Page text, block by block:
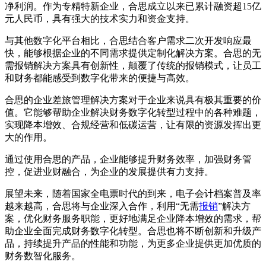
净利润。作为专精特新企业，合思成立以来已累计融资超15亿
元人民币，具有强大的技术实力和资金支持。
与其他数字化平台相比，合思结合客户需求二次开发响应最
快，能够根据企业的不同需求提供定制化解决方案。合思的无
需报销解决方案具有创新性，颠覆了传统的报销模式，让员工
和财务都能感受到数字化带来的便捷与高效。
合思的企业差旅管理解决方案对于企业来说具有极其重要的价
值。它能够帮助企业解决财务数字化转型过程中的各种难题，
实现降本增效、合规经营和低碳运营，让有限的资源发挥出更
大的作用。
通过使用合思的产品，企业能够提升财务效率，加强财务管
控，促进业财融合，为企业的发展提供有力支持。
展望未来，随着国家全电票时代的到来，电子会计档案普及率
越来越高，合思将与企业深入合作，利用“无需报销”解决方
案，优化财务服务职能，更好地满足企业降本增效的需求，帮
助企业全面完成财务数字化转型。合思也将不断创新和升级产
品，持续提升产品的性能和功能，为更多企业提供更加优质的
财务数智化服务。